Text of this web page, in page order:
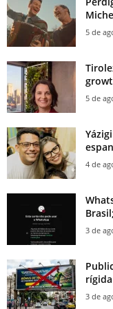
5 de
5 de
4 de
3 de
3 de